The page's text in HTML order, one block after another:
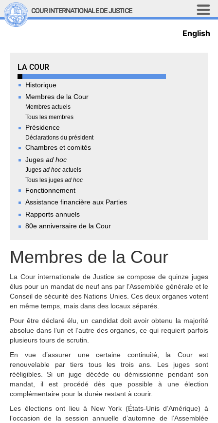
Aller au contenu principal
English
COUR INTERNATIONALE DE JUSTICE
Membres de la Cour
La Cour internationale de Justice se compose de quinze juges
élus pour un mandat de neuf ans par l’Assemblée générale et le
Conseil de sécurité des Nations Unies. Ces deux organes votent
en même temps, mais dans des locaux séparés.
Pour être déclaré élu, un candidat doit avoir obtenu la majorité
absolue dans l’un et l’autre des organes, ce qui requiert parfois
plusieurs tours de scrutin.
En vue d’assurer une certaine continuité, la Cour est
renouvelable par tiers tous les trois ans. Les juges sont
rééligibles. Si un juge décède ou démissionne pendant son
mandat, il est procédé dès que possible à une élection
complémentaire pour la durée restant à courir.
Les élections ont lieu à New York (États-Unis d’Amérique) à
l’occasion de la session annuelle d’automne de l’Assemblée
The Court
LA COUR
Historique
Membres de la Cour
Membres actuels
Tous les membres
Présidence
Déclarations du président
Chambres et comités
Juges ad hoc
Juges ad hoc actuels
Tous les juges ad hoc
Fonctionnement
Assistance financière aux Parties
Rapports annuels
80e anniversaire de la Cour
English
Main navigation
Historique
Membres de la Cour
Membres actuels
Présidence
Déclarations du président
Chambres et comités
Juges ad hoc
Juges ad hoc actuels
Tous les juges ad hoc
Assistance financière
Rapports annuels
80e anniversaire de la
Cour
LE GREFFE
Organigramme du
Greffe
Textes régissant le
Greffe
Bibliothèque de la
Cour